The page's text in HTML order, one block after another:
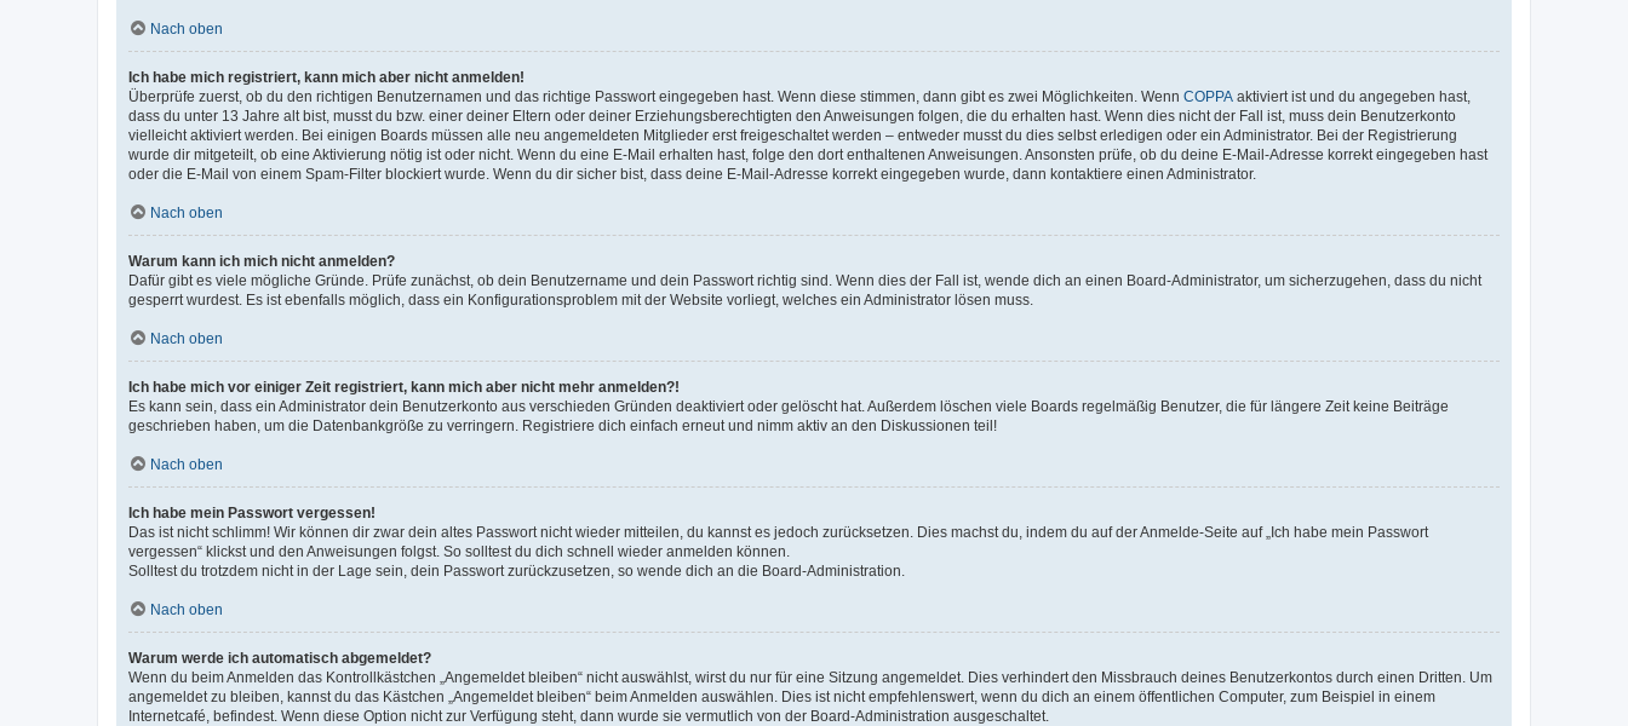
Nach oben
Ich habe mich registriert, kann mich aber nicht anmelden!
Überprüfe zuerst, ob du den richtigen Benutzernamen und das richtige Passwort eingegeben hast. Wenn diese stimmen, dann gibt es zwei Möglichkeiten. Wenn COPPA aktiviert ist und du angegeben hast,
dass du unter 13 Jahre alt bist, musst du bzw. einer deiner Eltern oder deiner Erziehungsberechtigten den Anweisungen folgen, die du erhalten hast. Wenn dies nicht der Fall ist, muss dein Benutzerkonto
vielleicht aktiviert werden. Bei einigen Boards müssen alle neu angemeldeten Mitglieder erst freigeschaltet werden – entweder musst du dies selbst erledigen oder ein Administrator. Bei der Registrierung
wurde dir mitgeteilt, ob eine Aktivierung nötig ist oder nicht. Wenn du eine E-Mail erhalten hast, folge den dort enthaltenen Anweisungen. Ansonsten prüfe, ob du deine E-Mail-Adresse korrekt eingegeben hast
oder die E-Mail von einem Spam-Filter blockiert wurde. Wenn du dir sicher bist, dass deine E-Mail-Adresse korrekt eingegeben wurde, dann kontaktiere einen Administrator.
Nach oben
Warum kann ich mich nicht anmelden?
Dafür gibt es viele mögliche Gründe. Prüfe zunächst, ob dein Benutzername und dein Passwort richtig sind. Wenn dies der Fall ist, wende dich an einen Board-Administrator, um sicherzugehen, dass du nicht
gesperrt wurdest. Es ist ebenfalls möglich, dass ein Konfigurationsproblem mit der Website vorliegt, welches ein Administrator lösen muss.
Nach oben
Ich habe mich vor einiger Zeit registriert, kann mich aber nicht mehr anmelden?!
Es kann sein, dass ein Administrator dein Benutzerkonto aus verschieden Gründen deaktiviert oder gelöscht hat. Außerdem löschen viele Boards regelmäßig Benutzer, die für längere Zeit keine Beiträge
geschrieben haben, um die Datenbankgröße zu verringern. Registriere dich einfach erneut und nimm aktiv an den Diskussionen teil!
Nach oben
Ich habe mein Passwort vergessen!
Das ist nicht schlimm! Wir können dir zwar dein altes Passwort nicht wieder mitteilen, du kannst es jedoch zurücksetzen. Dies machst du, indem du auf der Anmelde-Seite auf „Ich habe mein Passwort
vergessen“ klickst und den Anweisungen folgst. So solltest du dich schnell wieder anmelden können.
Solltest du trotzdem nicht in der Lage sein, dein Passwort zurückzusetzen, so wende dich an die Board-Administration.
Nach oben
Warum werde ich automatisch abgemeldet?
Wenn du beim Anmelden das Kontrollkästchen „Angemeldet bleiben“ nicht auswählst, wirst du nur für eine Sitzung angemeldet. Dies verhindert den Missbrauch deines Benutzerkontos durch einen Dritten. Um
angemeldet zu bleiben, kannst du das Kästchen „Angemeldet bleiben“ beim Anmelden auswählen. Dies ist nicht empfehlenswert, wenn du dich an einem öffentlichen Computer, zum Beispiel in einem
Internetcafé, befindest. Wenn diese Option nicht zur Verfügung steht, dann wurde sie vermutlich von der Board-Administration ausgeschaltet.